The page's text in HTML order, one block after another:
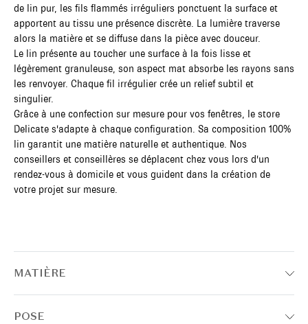
de lin pur, les fils flammés irréguliers ponctuent la surface et
apportent au tissu une présence discrète. La lumière traverse
alors la matière et se diffuse dans la pièce avec douceur.
Le lin présente au toucher une surface à la fois lisse et
légèrement granuleuse, son aspect mat absorbe les rayons sans
les renvoyer. Chaque fil irrégulier crée un relief subtil et
singulier.
Grâce à une confection sur mesure pour vos fenêtres, le store
Delicate s'adapte à chaque configuration. Sa composition 100%
lin garantit une matière naturelle et authentique. Nos
conseillers et conseillères se déplacent chez vous lors d'un
rendez-vous à domicile et vous guident dans la création de
votre projet sur mesure.
MATIÈRE
POSE